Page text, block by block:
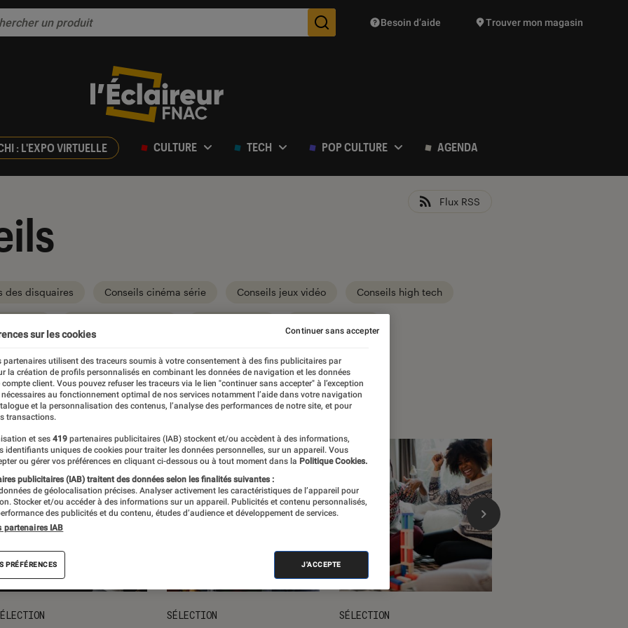
Des suggestions de produits vont vous être proposées
Besoin d’aide Trouver mon magasin
: L'EXPO VIRTUELLE CULTURE TECH POP CULTURE AGENDA
Flux RSS
des disquaires Conseils cinéma série Conseils jeux vidéo Conseils high tech
SÉLECTION SÉLECTION
sur les cookies
partenaires utilisent des traceurs soumis à votre consentement à des fins publicitaires par
la création de profils personnalisés en combinant les données de navigation et les données
compte client. Vous pouvez refuser les traceurs via le lien "continuer sans accepter" à l’exception
au fonctionnement optimal de nos services notamment l’aide dans votre navigation
et la personnalisation des contenus, l’analyse des performances de notre site, et pour
transactions.
et ses 419 partenaires publicitaires (IAB) stockent et/ou accèdent à des informations,
identifiants uniques de cookies pour traiter les données personnelles, sur un appareil. Vous
ou gérer vos préférences en cliquant ci-dessous ou à tout moment dans la Politique Cookies.
publicitaires (IAB) traitent des données selon les finalités suivantes :
de géolocalisation précises. Analyser activement les caractéristiques de l’appareil pour
Stocker et/ou accéder à des informations sur un appareil. Publicités et contenu personnalisés,
des publicités et du contenu, études d’audience et développement de services.
partenaires IAB
PRÉFÉRENCES J'ACCEPTE
Continuer sans accepter